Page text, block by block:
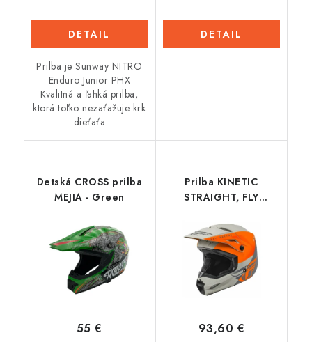
DETAIL
Prilba je Sunway NITRO
Enduro Junior PHX
Kvalitná a ľahká prilba,
ktorá toľko nezaťažuje krk
dieťaťa
DETAIL
Detská CROSS prilba
MEJIA - Green
55 €
Prilba KINETIC
STRAIGHT, FLY
(oranžová/sivá)
93,60 €